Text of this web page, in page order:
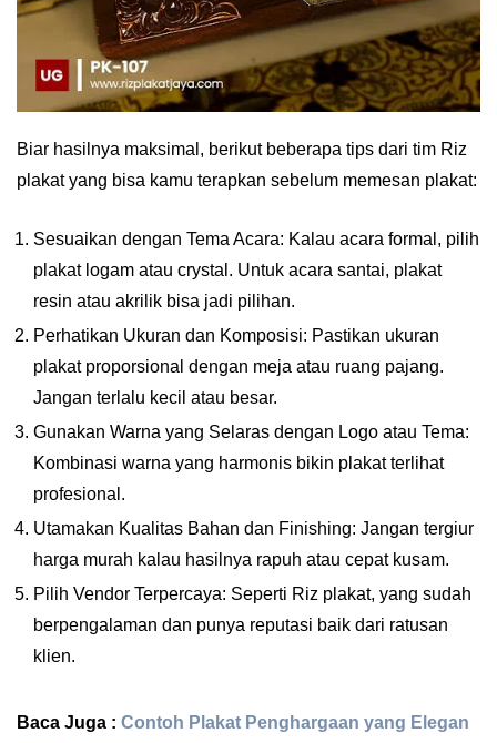
Biar hasilnya maksimal, berikut beberapa tips dari tim Riz
plakat yang bisa kamu terapkan sebelum memesan plakat:
Sesuaikan dengan Tema Acara: Kalau acara formal, pilih
plakat logam atau crystal. Untuk acara santai, plakat
resin atau akrilik bisa jadi pilihan.
Perhatikan Ukuran dan Komposisi: Pastikan ukuran
plakat proporsional dengan meja atau ruang pajang.
Jangan terlalu kecil atau besar.
Gunakan Warna yang Selaras dengan Logo atau Tema:
Kombinasi warna yang harmonis bikin plakat terlihat
profesional.
Utamakan Kualitas Bahan dan Finishing: Jangan tergiur
harga murah kalau hasilnya rapuh atau cepat kusam.
Pilih Vendor Terpercaya: Seperti Riz plakat, yang sudah
berpengalaman dan punya reputasi baik dari ratusan
klien.
Baca Juga : Contoh Plakat Penghargaan yang Elegan